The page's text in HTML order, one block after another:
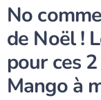
No
de Noël !
pour ces
Mango à